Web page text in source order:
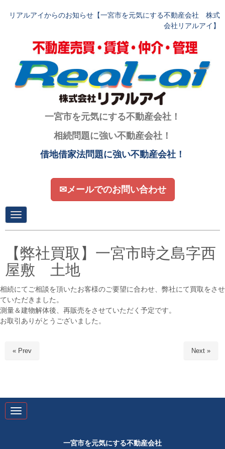
リアルアイからのお知らせ【一宮市を元気にする不動産会社 株式
会社リアルアイ】
一宮市を元気にする不動産会社！
相続問題に強い不動産会社！
借地借家法問題に強い不動産会社！
✉メールでのお問い合わせ
N
a
v
g
a
t
i
o
n
【弊社買取】一宮市時之島字西
屋敷 土地
相続にてご相談を頂いたお客様のご要望に合わせ、弊社にて買取をさせ
ていただきました。
測量＆建物解体後、再販売をさせていただく予定です。
お取引ありがとうございました。
« Prev Next »
N
a
一宮市を元気にする不動産会社